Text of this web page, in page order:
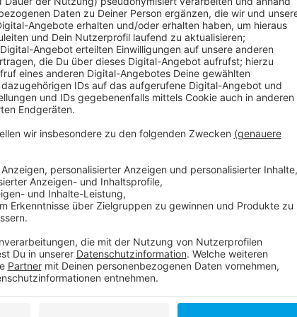
In NRW zeigt sich ein anderes Bild. Hier sind mehr
Konkret sind 743.115 Menschen in NRW ohne Job. Die
7,4 Prozent.
Anzeige
Weitere Infos und Links zum Thema:
Anzeige
Arbeitsmarkt im Mai
CSU: Ukraine-Flüchtlinge ohne Job zurückschicken